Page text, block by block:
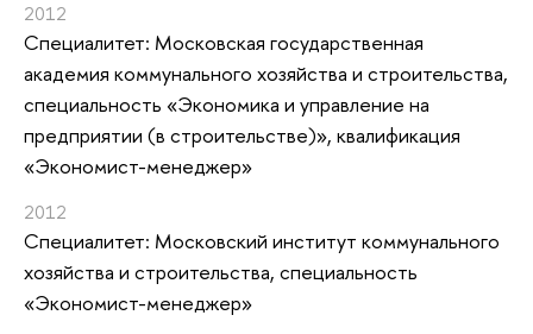
2012
Специалитет: Московская государственная
академия коммунального хозяйства и строительства,
специальность «Экономика и управление на
предприятии (в строительстве)», квалификация
«Экономист-менеджер»
2012
Специалитет: Московский институт коммунального
хозяйства и строительства, специальность
«Экономист-менеджер»